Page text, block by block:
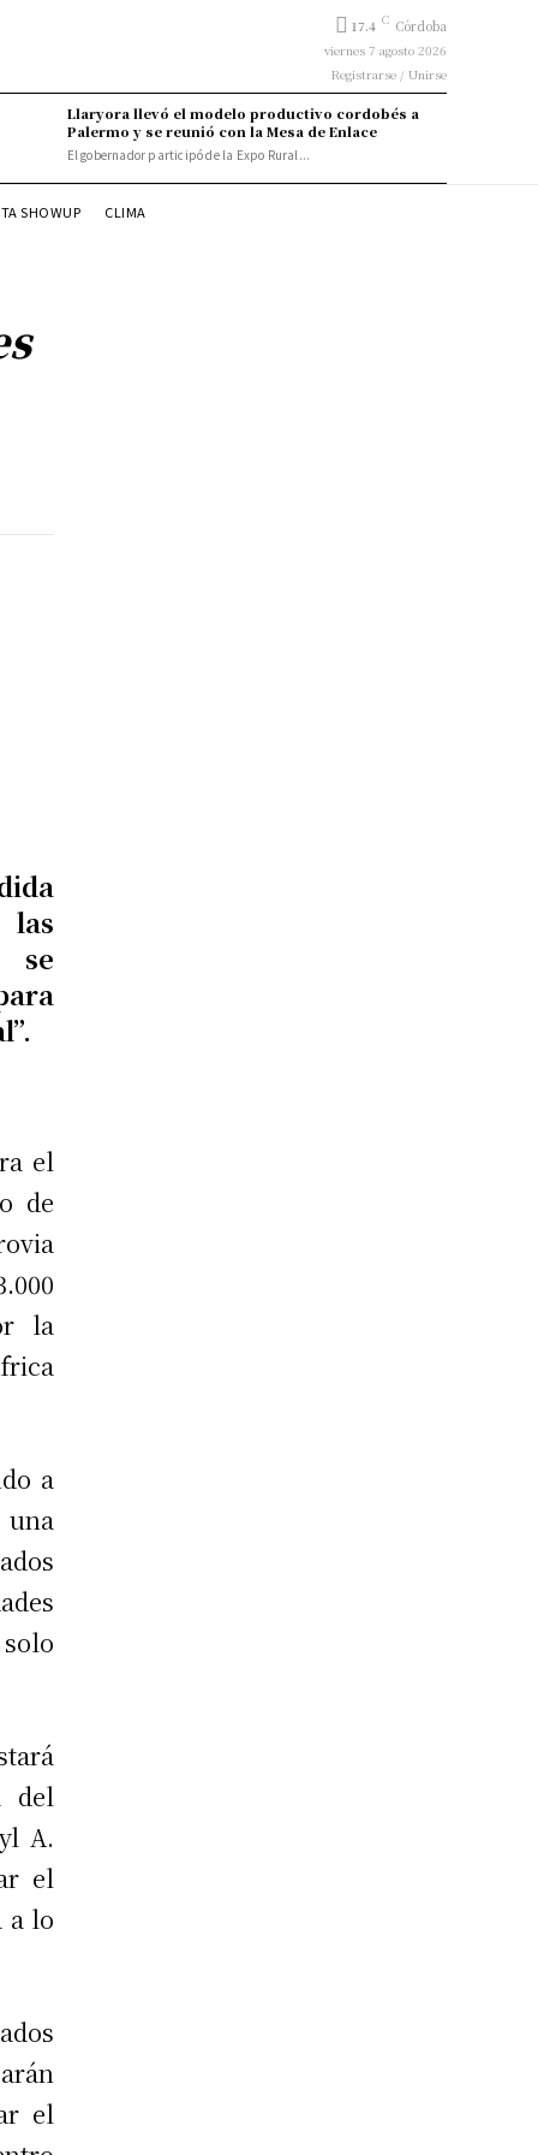
17.4 C Córdoba
viernes 7 agosto 2026
Registrarse / Unirse
Llaryora llevó el modelo productivo cordobés a
Palermo y se reunió con la Mesa de Enlace
El gobernador participó de la Expo Rural...
SHOWUP CLIMA
se
el
de
la
a
del
A.
el
a lo
el